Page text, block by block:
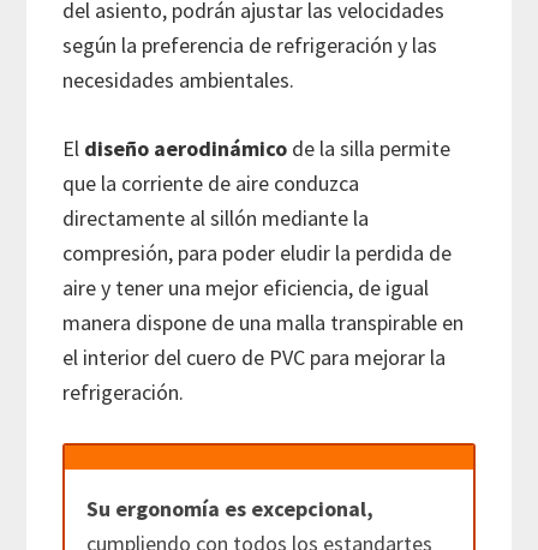
del asiento, podrán ajustar las velocidades
según la preferencia de refrigeración y las
necesidades ambientales.
El diseño aerodinámico de la silla permite
que la corriente de aire conduzca
directamente al sillón mediante la
compresión, para poder eludir la perdida de
aire y tener una mejor eficiencia, de igual
manera dispone de una malla transpirable en
el interior del cuero de PVC para mejorar la
refrigeración.
Su ergonomía es excepcional,
cumpliendo con todos los estandartes